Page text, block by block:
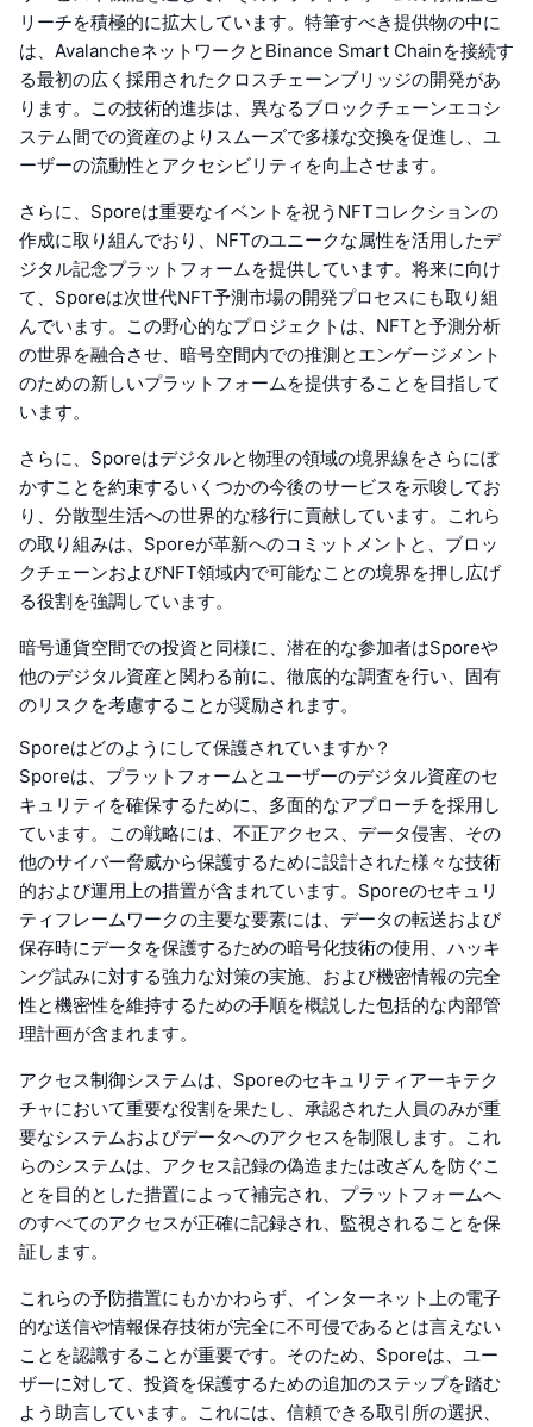
リーチを積極的に拡大しています。特筆すべき提供物の中に
は、AvalancheネットワークとBinance Smart Chainを接続す
る最初の広く採用されたクロスチェーンブリッジの開発があ
ります。この技術的進歩は、異なるブロックチェーンエコシ
ステム間での資産のよりスムーズで多様な交換を促進し、ユ
ーザーの流動性とアクセシビリティを向上させます。
さらに、Sporeは重要なイベントを祝うNFTコレクションの
作成に取り組んでおり、NFTのユニークな属性を活用したデ
ジタル記念プラットフォームを提供しています。将来に向け
て、Sporeは次世代NFT予測市場の開発プロセスにも取り組
んでいます。この野心的なプロジェクトは、NFTと予測分析
の世界を融合させ、暗号空間内での推測とエンゲージメント
のための新しいプラットフォームを提供することを目指して
います。
さらに、Sporeはデジタルと物理の領域の境界線をさらにぼ
かすことを約束するいくつかの今後のサービスを示唆してお
り、分散型生活への世界的な移行に貢献しています。これら
の取り組みは、Sporeが革新へのコミットメントと、ブロッ
クチェーンおよびNFT領域内で可能なことの境界を押し広げ
る役割を強調しています。
暗号通貨空間での投資と同様に、潜在的な参加者はSporeや
他のデジタル資産と関わる前に、徹底的な調査を行い、固有
のリスクを考慮することが奨励されます。
Sporeはどのようにして保護されていますか？
Sporeは、プラットフォームとユーザーのデジタル資産のセ
キュリティを確保するために、多面的なアプローチを採用し
ています。この戦略には、不正アクセス、データ侵害、その
他のサイバー脅威から保護するために設計された様々な技術
的および運用上の措置が含まれています。Sporeのセキュリ
ティフレームワークの主要な要素には、データの転送および
保存時にデータを保護するための暗号化技術の使用、ハッキ
ング試みに対する強力な対策の実施、および機密情報の完全
性と機密性を維持するための手順を概説した包括的な内部管
理計画が含まれます。
アクセス制御システムは、Sporeのセキュリティアーキテク
チャにおいて重要な役割を果たし、承認された人員のみが重
要なシステムおよびデータへのアクセスを制限します。これ
らのシステムは、アクセス記録の偽造または改ざんを防ぐこ
とを目的とした措置によって補完され、プラットフォームへ
のすべてのアクセスが正確に記録され、監視されることを保
証します。
これらの予防措置にもかかわらず、インターネット上の電子
的な送信や情報保存技術が完全に不可侵であるとは言えない
ことを認識することが重要です。そのため、Sporeは、ユー
ザーに対して、投資を保護するための追加のステップを踏む
よう助言しています。これには、信頼できる取引所の選択、